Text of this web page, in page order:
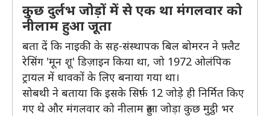
कुछ दुर्लभ जोड़ों में से एक था मंगलवार को
नीलाम हुआ जूता
बता दें कि नाइकी के सह-संस्थापक बिल बोमरन ने फ़्लैट
रेसिंग 'मून शू' डिज़ाइन किया था, जो 1972 ओलंपिक
ट्रायल में धावकों के लिए बनाया गया था।
सोबथी ने बताया कि इसके सिर्फ़ 12 जोड़े ही निर्मित किए
गए थे और मंगलवार को नीलाम हुआ जोड़ा कुछ मुट्ठी भर